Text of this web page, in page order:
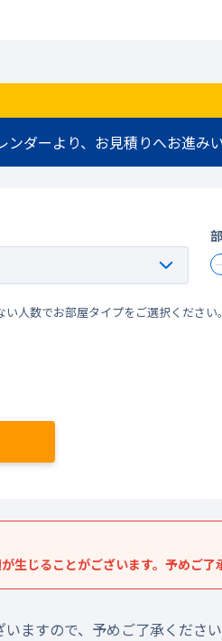
ダーより、お見積りへお進みい
人数でお部屋タイプをご選択ください。
じることがございます。予めご了
ますので、予めご了承ください